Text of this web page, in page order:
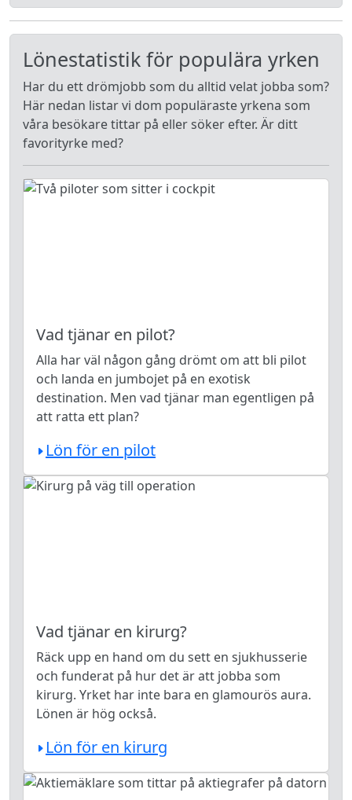
Lönestatistik för populära yrken
Har du ett drömjobb som du alltid velat jobba som?
Här nedan listar vi dom populäraste yrkena som
våra besökare tittar på eller söker efter. Är ditt
favorityrke med?
Vad tjänar en pilot?
Alla har väl någon gång drömt om att bli pilot
och landa en jumbojet på en exotisk
destination. Men vad tjänar man egentligen på
att ratta ett plan?
Lön för en pilot
Vad tjänar en kirurg?
Räck upp en hand om du sett en sjukhusserie
och funderat på hur det är att jobba som
kirurg. Yrket har inte bara en glamourös aura.
Lönen är hög också.
Lön för en kirurg